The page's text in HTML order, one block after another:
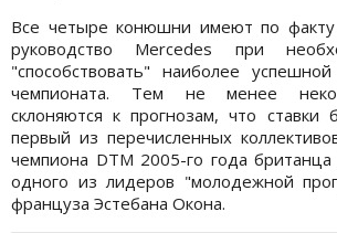
Все четыре конюшни имеют по факту
руководство Mercedes при
"способствовать" наиболее
чемпионата. Тем не менее
склоняются к прогнозам, что ставки
первый из перечисленных
чемпиона DTM 2005-го года
одного из лидеров "молодежной
француза Эстебана Окона.